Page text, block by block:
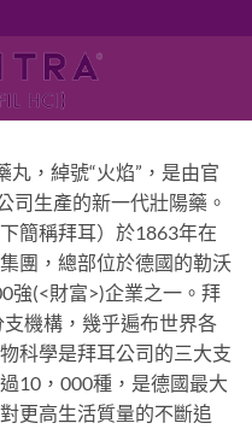
，綽號“火焰”，是由官
司生產的新一代壯陽藥。
簡稱拜耳）於1863年在
團，總部位於德國的勒沃
強(<財富>)企業之一。拜
機構，幾乎遍布世界各
科學是拜耳公司的三大支
10，000種，是德國最大
更高生活質量的不斷追